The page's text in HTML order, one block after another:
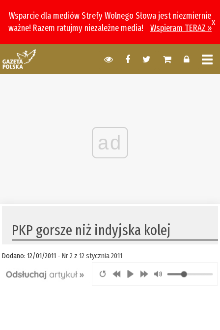
Wsparcie dla mediów Strefy Wolnego Słowa jest niezmiernie
ważne! Razem ratujmy niezależne media!
Wspieram TERAZ »
x
ad
PKP gorsze niż indyjska kolej
Dodano: 12/01/2011 -Nr 2 z 12 stycznia 2011